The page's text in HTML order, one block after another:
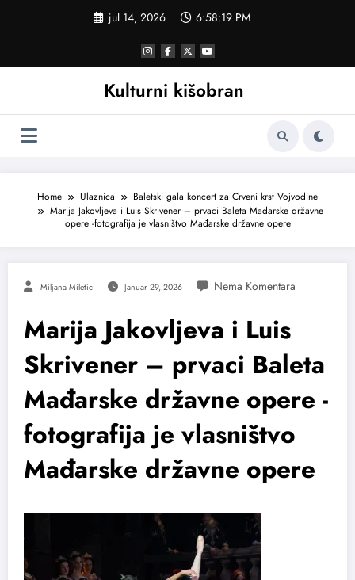
jul 14, 2026 6:58:20 PM
Kulturni kišobran
Home Ulaznica
Baletski gala koncert za Crveni krst Vojvodine
Marija Jakovljeva i Luis Skrivener – prvaci Baleta Mađarske državne
opere -fotografija je vlasništvo Mađarske državne opere
Miljana Miletic Januar 29, 2026
Marija Jakovljeva i Luis
Skrivener – prvaci Baleta
Mađarske državne opere -
fotografija je vlasništvo
Mađarske državne opere